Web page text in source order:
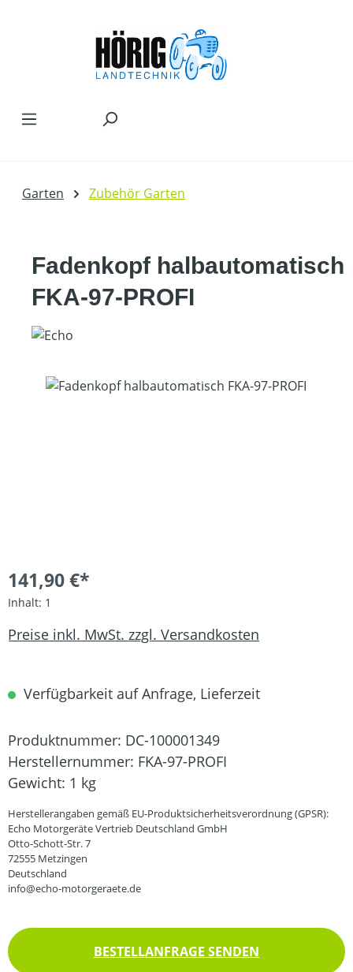
Garten Zubehör Garten
Fadenkopf halbautomatisch
FKA-97-PROFI
Bildergalerie überspringen
141,90 €*
Inhalt: 1
Preise inkl. MwSt. zzgl. Versandkosten
Verfügbarkeit auf Anfrage, Lieferzeit
Produktnummer: DC-100001349
Herstellernummer: FKA-97-PROFI
Gewicht: 1 kg
Herstellerangaben gemäß EU-Produktsicherheitsverordnung (GPSR):
Echo Motorgeräte Vertrieb Deutschland GmbH
Otto-Schott-Str. 7
72555 Metzingen
Deutschland
info@echo-motorgeraete.de
BESTELLANFRAGE SENDEN